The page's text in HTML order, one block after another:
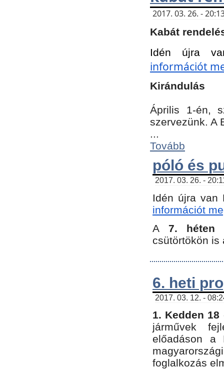
2017. 03. 26. -
Kabát
Idén újra
információt
Kirándulás
Április 1-én,
szervezünk. A
...
Tovább
póló és
2017. 03. 26. -
Idén újra van
információt
A 7. héten
csütörtökön is
6. heti
2017. 03. 12. -
1. Kedden 18
járművek
előadáson a
foglalkozás